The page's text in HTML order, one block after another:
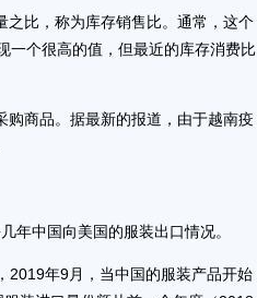
比，称为库存销售比。通常，这个
一个很高的值，但最近的库存消费比
商品。据最新的报道，由于越南疫
中国向美国的服装出口情况。
年9月，当中国的服装产品开始